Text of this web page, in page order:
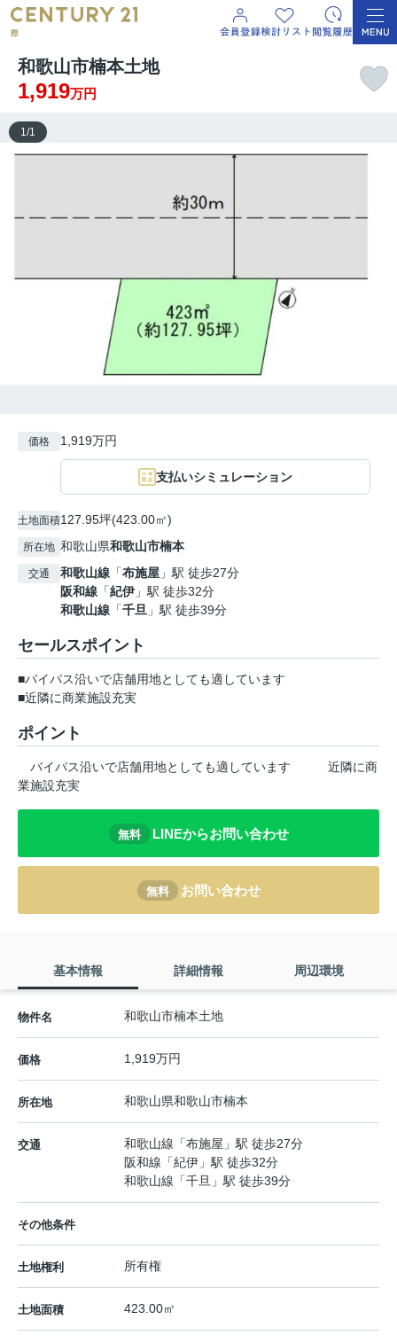
和歌山市楠本土地
1,919万円
1/1
価格 1,919万円
支払いシミュレーション
土地面積127.95坪(423.00㎡)
所在地 和歌山県和歌山市楠本
交通 和歌山線 「布施屋 」駅 徒歩27分
阪和線 「紀伊 」駅 徒歩32分
和歌山線 「千旦 」駅 徒歩39分
セールスポイント
■バイパス沿いで店舗用地としても適しています
■近隣に商業施設充実
ポイント
バイパス沿いで店舗用地としても適しています
近隣に商
業施設充実
無料 LINEからお問い合わせ
無料 お問い合わせ
基本情報 詳細情報 周辺環境
物件名 和歌山市楠本土地
価格 1,919万円
所在地 和歌山県和歌山市楠本
交通 和歌山線 「布施屋 」駅 徒歩27分
阪和線 「紀伊 」駅 徒歩32分
和歌山線 「千旦 」駅 徒歩39分
その他条件
土地権利 所有権
土地面積 423.00㎡